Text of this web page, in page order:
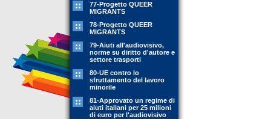
77-Progetto QUEER
MIGRANTS
78-Progetto QUEER
MIGRANTS
79-Aiuti all'audiovisivo,
norme su diritto d'autore e
settore trasporti
80-UE contro lo
sfruttamento del lavoro
minorile
81-Approvato un regime di
aiuti italiani per 25 milioni
di euro per l'audiovisivo